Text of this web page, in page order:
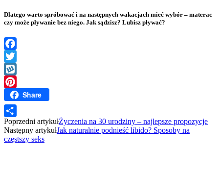
Dlatego warto spróbować i na następnych wakacjach mieć wybór – materac
czy może pływanie bez niego. Jak sądzisz? Lubisz pływać?
Facebook
Twitter
Wykop
PinterestShare
Share
Poprzedni artykułŻyczenia na 30 urodziny – najlepsze propozycje
Następny artykułJak naturalnie podnieść libido? Sposoby na
częstszy seks